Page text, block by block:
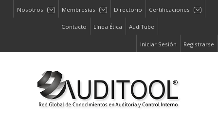
Nosotros Membresías Directorio Certificaciones
Contacto Línea Ética AudiTube
Iniciar Sesión Registrarse